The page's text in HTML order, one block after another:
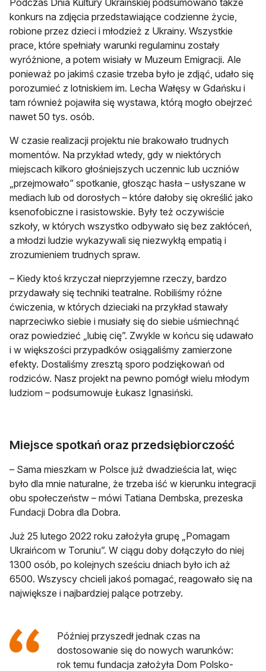
konkurs na zdjęcia przedstawiające codzienne życie,
robione przez dzieci i młodzież z Ukrainy. Wszystkie
prace, które spełniały warunki regulaminu zostały
wyróżnione, a potem wisiały w Muzeum Emigracji. Ale
ponieważ po jakimś czasie trzeba było je zdjąć, udało się
porozumieć z lotniskiem im. Lecha Wałęsy w Gdańsku i
tam również pojawiła się wystawa, którą mogło obejrzeć
nawet 50 tys. osób.
W czasie realizacji projektu nie brakowało trudnych
momentów. Na przykład wtedy, gdy w niektórych
miejscach kilkoro głośniejszych uczennic lub uczniów
„przejmowało” spotkanie, głosząc hasła – usłyszane w
mediach lub od dorosłych – które dałoby się określić jako
ksenofobiczne i rasistowskie. Były też oczywiście
szkoły, w których wszystko odbywało się bez zakłóceń,
a młodzi ludzie wykazywali się niezwykłą empatią i
zrozumieniem trudnych spraw.
– Kiedy ktoś krzyczał nieprzyjemne rzeczy, bardzo
przydawały się techniki teatralne. Robiliśmy różne
ćwiczenia, w których dzieciaki na przykład stawały
naprzeciwko siebie i musiały się do siebie uśmiechnąć
oraz powiedzieć „lubię cię”. Zwykle w końcu się udawało
i w większości przypadków osiągaliśmy zamierzone
efekty. Dostaliśmy zresztą sporo podziękowań od
rodziców. Nasz projekt na pewno pomógł wielu młodym
ludziom – podsumowuje Łukasz Ignasiński.
Miejsce spotkań oraz przedsiębiorczość
– Sama mieszkam w Polsce już dwadzieścia lat, więc
było dla mnie naturalne, że trzeba iść w kierunku integracji
obu społeczeństw – mówi Tatiana Dembska, prezeska
Fundacji Dobra dla Dobra.
Już 25 lutego 2022 roku założyła grupę „Pomagam
Ukraińcom w Toruniu”. W ciągu doby dołączyło do niej
1300 osób, po kolejnych sześciu dniach było ich aż
6500. Wszyscy chcieli jakoś pomagać, reagowało się na
największe i najbardziej palące potrzeby.
Później przyszedł jednak czas na
dostosowanie się do nowych warunków:
rok temu fundacja założyła Dom Polsko-